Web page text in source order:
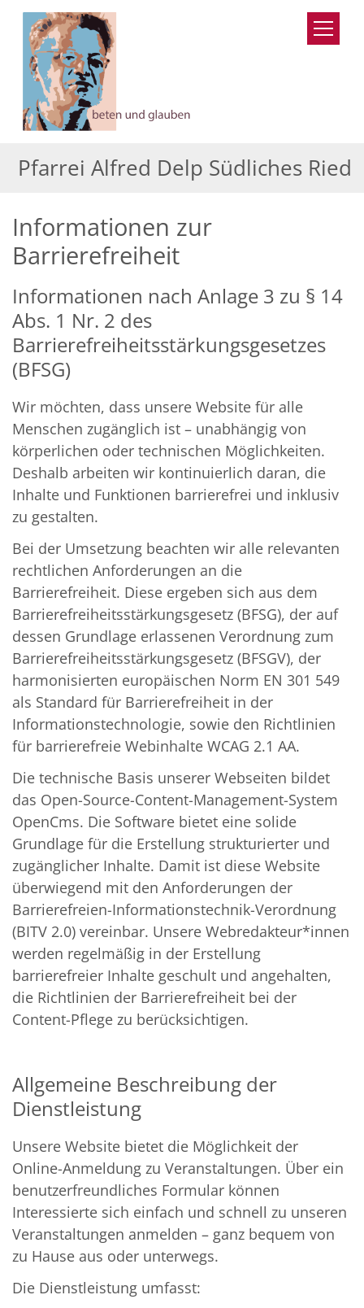
Zum Inhalt springen
Pfarrei Alfred Delp Südliches Ried
Informationen zur
Barrierefreiheit
Informationen nach Anlage 3 zu § 14
Abs. 1 Nr. 2 des
Barrierefreiheitsstärkungsgesetzes
(BFSG)
Wir möchten, dass unsere Website für alle
Menschen zugänglich ist – unabhängig von
körperlichen oder technischen Möglichkeiten.
Deshalb arbeiten wir kontinuierlich daran, die
Inhalte und Funktionen barrierefrei und inklusiv
zu gestalten.
Bei der Umsetzung beachten wir alle relevanten
rechtlichen Anforderungen an die
Barrierefreiheit. Diese ergeben sich aus dem
Barrierefreiheitsstärkungsgesetz (BFSG), der auf
dessen Grundlage erlassenen Verordnung zum
Barrierefreiheitsstärkungsgesetz (BFSGV), der
harmonisierten europäischen Norm EN 301 549
als Standard für Barrierefreiheit in der
Informationstechnologie, sowie den Richtlinien
für barrierefreie Webinhalte WCAG 2.1 AA.
Die technische Basis unserer Webseiten bildet
das Open-Source-Content-Management-System
OpenCms. Die Software bietet eine solide
Grundlage für die Erstellung strukturierter und
zugänglicher Inhalte. Damit ist diese Website
überwiegend mit den Anforderungen der
Barrierefreien-Informationstechnik-Verordnung
(BITV 2.0) vereinbar. Unsere Webredakteur*innen
werden regelmäßig in der Erstellung
barrierefreier Inhalte geschult und angehalten,
die Richtlinien der Barrierefreiheit bei der
Content-Pflege zu berücksichtigen.
Allgemeine Beschreibung der
Dienstleistung
Unsere Website bietet die Möglichkeit der
Online-Anmeldung zu Veranstaltungen. Über ein
benutzerfreundliches Formular können
Interessierte sich einfach und schnell zu unseren
Veranstaltungen anmelden – ganz bequem von
zu Hause aus oder unterwegs.
Die Dienstleistung umfasst: